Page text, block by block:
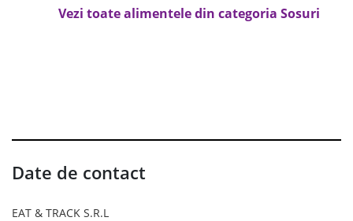
Vezi toate alimentele din categoria Sosuri
Date de contact
EAT & TRACK S.R.L